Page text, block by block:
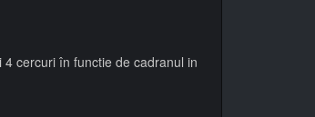
cercuri în functie de cadranul in